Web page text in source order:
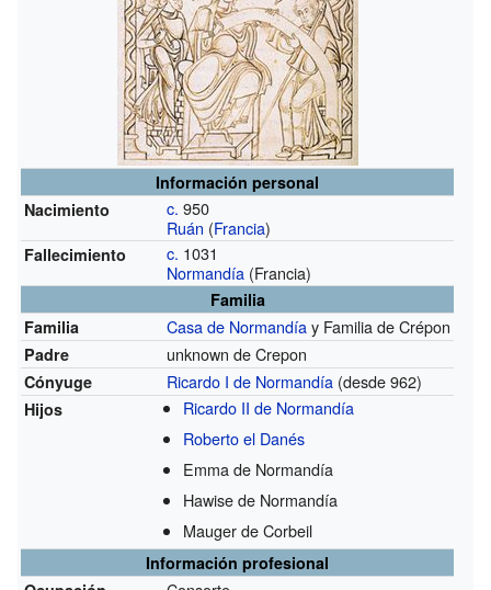
Información personal
Nacimiento
c. 950
Ruán (Francia)
Fallecimiento c. 1031
Normandía (Francia)
Familia
Familia
Casa de Normandíay Familia de Crépon
Padre unknown de Crepon
Cónyuge Ricardo I de Normandía (desde 962)
Hijos
Ricardo II de Normandía
Roberto el Danés
Emma de Normandía
Hawise de Normandía
Mauger de Corbeil
Información profesional